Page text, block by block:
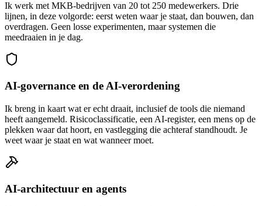
Ik werk met MKB-bedrijven van 20 tot 250 medewerkers. Drie
lijnen, in deze volgorde: eerst weten waar je staat, dan bouwen, dan
overdragen. Geen losse experimenten, maar systemen die
meedraaien in je dag.
AI-governance en de AI-verordening
Ik breng in kaart wat er echt draait, inclusief de tools die niemand
heeft aangemeld. Risicoclassificatie, een AI-register, een mens op de
plekken waar dat hoort, en vastlegging die achteraf standhoudt. Je
weet waar je staat en wat wanneer moet.
AI-architectuur en agents